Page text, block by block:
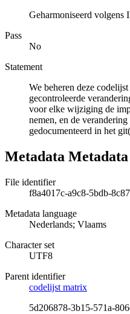
Geharmoniseerd volgens
Pass
No
Statement
We beheren deze
gecontroleerde
voor elke wijziging de
nemen, en de
gedocumenteerd in het
Metadata Metadata
File identifier
f8a4017c-a9c8-5bdb-
Metadata language
Nederlands; Vlaams
Character set
UTF8
Parent identifier
codelijst matrix
5d206878-3b15-571a-